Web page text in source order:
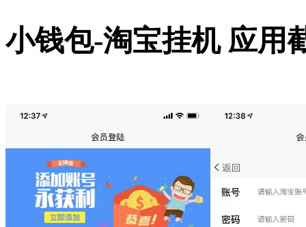
小钱包-淘宝挂机 应用